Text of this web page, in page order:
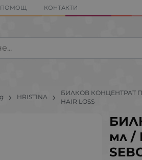
ПОМОЩ КОНТАКТИ
HRISTINA
БИЛКОВ КОНЦЕНТРАТ
HAIR LOSS
мл /